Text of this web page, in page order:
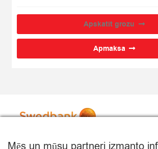
Apskatīt grozu
Apmaksa
Mēs un mūsu partneri izmanto